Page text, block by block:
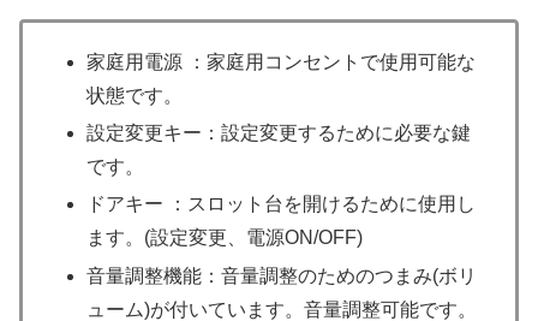
家庭用電源 ：家庭用コンセントで使用可能な
状態です。
設定変更キー：設定変更するために必要な鍵
です。
ドアキー ：スロット台を開けるために使用し
ます。(設定変更、電源ON/OFF)
音量調整機能：音量調整のためのつまみ(ボリ
ューム)が付いています。音量調整可能です。